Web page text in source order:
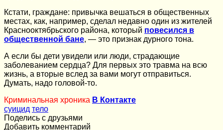
Кстати, граждане: привычка вешаться в общественных
местах, как, например, сделал недавно один из жителей
Краснооктябрьского района, который повесился в
общественной бане, — это признак дурного тона.
А если бы дети увидели или люди, страдающие
заболеванием сердца? Для первых это травма на всю
жизнь, а вторые вслед за вами могут отправиться.
Думать, надо головой-то.
Криминальная хроника В Контакте
суицид тело
Поделись с друзьями
Добавить комментарий